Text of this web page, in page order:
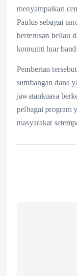
menyampaikan
Paulus sebagai
berterusan beliau
komuniti luar
Pemberian
sumbangan dana
jawatankuasa
pelbagai program
masyarakat